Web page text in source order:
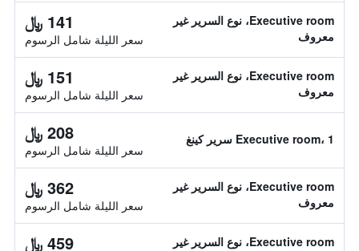
Executive room، نوع السرير غير
معروف
141 ﷼
سعر الليلة شامل الرسوم
Executive room، نوع السرير غير
معروف
151 ﷼
سعر الليلة شامل الرسوم
Executive room، 1 سرير كينغ 208 ﷼
سعر الليلة شامل الرسوم
Executive room، نوع السرير غير
معروف
362 ﷼
سعر الليلة شامل الرسوم
Executive room، نوع السرير غير
459 ﷼